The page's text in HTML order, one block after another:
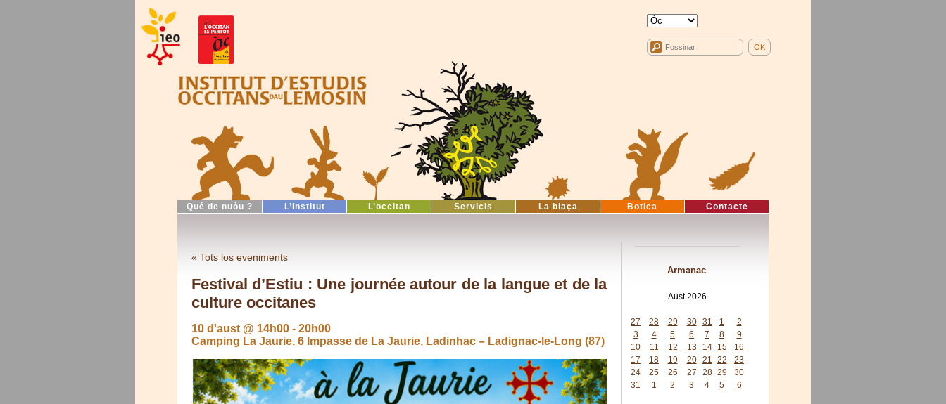
Qué de nuòu ? L’Institut L’occitan Servicis La biaça Botica Contacte
« Tots los eveniments
Festival d’Estiu : Une journée autour de la langue et de la
culture occitanes
10 d'aust @ 14h00 - 20h00
Camping La Jaurie, 6 Impasse de La Jaurie, Ladinhac – Ladignac-le-Long (87)
Armanac
Aust 2026
27
28 29 30 31 1
2
3
4 5 6 7 8
9
10
11 12 13 14 15
16
17
18 19 20 21 22
23
24
25 26 27 28 29
30
31
1 2 3 4 5 6